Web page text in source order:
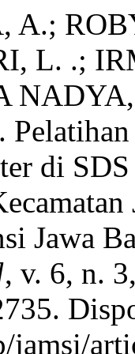
A.;
L. .;
di
Jawa
, v. 6, n.